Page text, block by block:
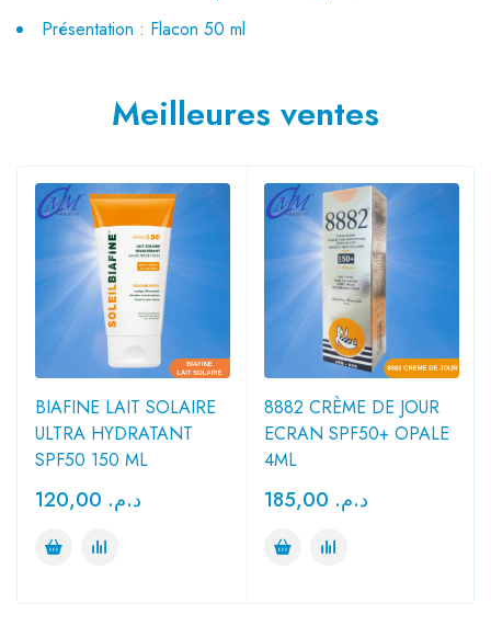
Présentation : Flacon 50 ml
Meilleures ventes
BIAFINE LAIT SOLAIRE
ULTRA HYDRATANT
SPF50 150 ML
د.م.
8882 CRÈME DE JOUR
ECRAN SPF50+ OPALE
4ML
د.م.